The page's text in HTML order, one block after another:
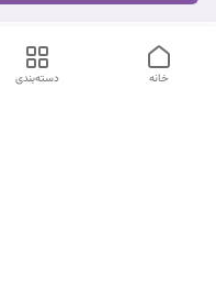
دسته‌بندی خانه